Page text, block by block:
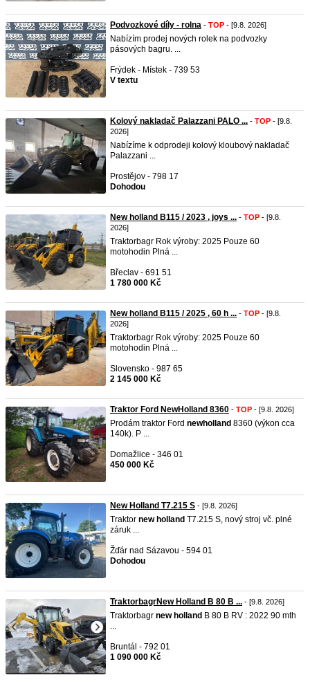
Podvozkové díly - rolna - TOP - [9.8. 2026]
Nabízím prodej nových rolek na podvozky
pásových bagru. ...
Frýdek - Místek - 739 53
V textu
Kolový nakladač Palazzani PALO ... - TOP - [9.8.
2026]
Nabízíme k odprodeji kolový kloubový nakladač
Palazzani ...
Prostějov - 798 17
Dohodou
New holland B115 / 2023 , joys ... - TOP - [9.8.
2026]
Traktorbagr Rok výroby: 2025 Pouze 60
motohodin Plná ...
Břeclav - 691 51
1 780 000 Kč
New holland B115 / 2025 , 60 h ... - TOP - [9.8.
2026]
Traktorbagr Rok výroby: 2025 Pouze 60
motohodin Plná ...
Slovensko - 987 65
2 145 000 Kč
Traktor Ford NewHolland 8360 - TOP - [9.8. 2026]
Prodám traktor Ford newholland 8360 (výkon cca
140k). P ...
Domažlice - 346 01
450 000 Kč
New Holland T7.215 S - [9.8. 2026]
Traktor new holland T7.215 S, nový stroj vč. plné
záruk ...
Žďár nad Sázavou - 594 01
Dohodou
TraktorbagrNew Holland B 80 B ... - [9.8. 2026]
Traktorbagr new holland B 80 B RV : 2022 90 mth
...
Bruntál - 792 01
1 090 000 Kč